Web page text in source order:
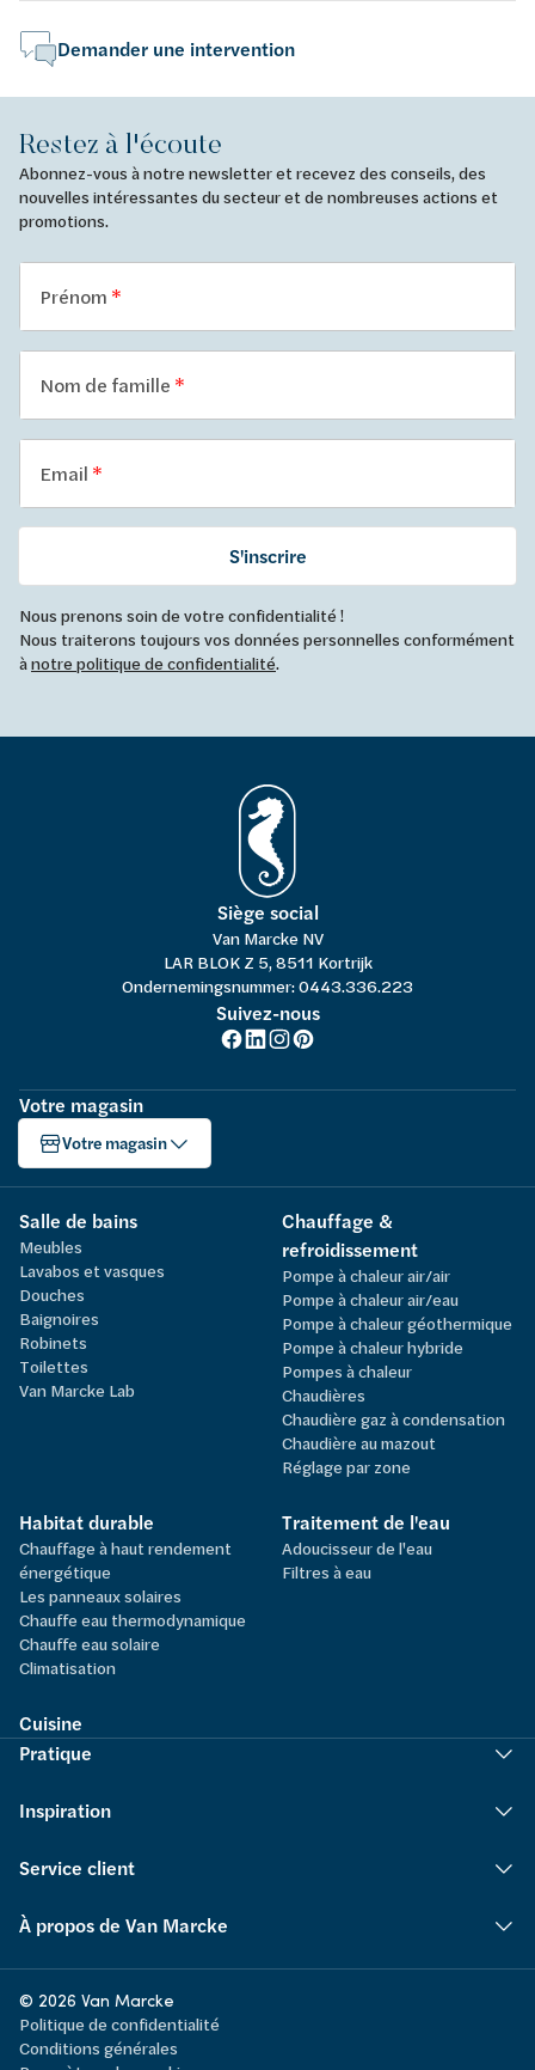
Demander une intervention
Restez à l'écoute
Abonnez-vous à notre newsletter et recevez des conseils, des
nouvelles intéressantes du secteur et de nombreuses actions et
promotions.
Prénom
Nom de famille
Email
S'inscrire
Nous prenons soin de votre confidentialité !
Nous traiterons toujours vos données personnelles conformément
ànotre politique de confidentialité.
Siège social
Van Marcke NV
LAR BLOK Z 5, 8511 Kortrijk
Ondernemingsnummer: 0443.336.223
Suivez-nous
Votre magasin
Votre magasin
Salle de bains
Meubles
Lavabos et vasques
Douches
Baignoires
Robinets
Toilettes
Van Marcke Lab
Chauffage &
refroidissement
Pompe à chaleur air/air
Pompe à chaleur air/eau
Pompe à chaleur géothermique
Pompe à chaleur hybride
Pompes à chaleur
Chaudières
Chaudière gaz à condensation
Chaudière au mazout
Réglage par zone
Habitat durable
Chauffage à haut rendement
énergétique
Les panneaux solaires
Chauffe eau thermodynamique
Chauffe eau solaire
Climatisation
Traitement de l'eau
Adoucisseur de l'eau
Filtres à eau
Cuisine
Pratique
Inspiration
Service client
À propos de Van Marcke
© 2026 Van Marcke
Politique de confidentialité
Conditions générales